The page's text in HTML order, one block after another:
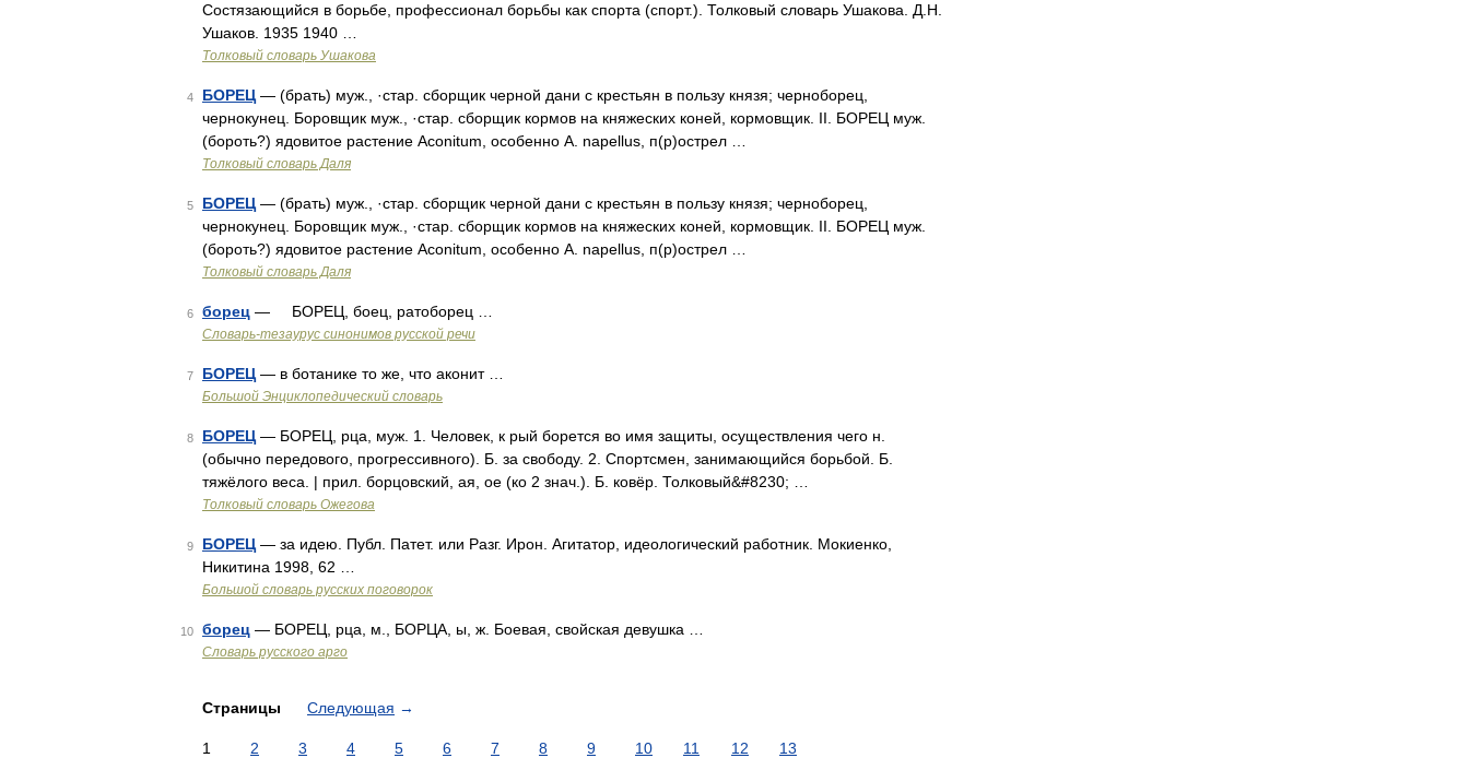
Состязающийся в борьбе, профессионал борьбы как спорта (спорт.). Толковый словарь Ушакова. Д.Н.
Ушаков. 1935 1940 …
Толковый словарь Ушакова
4 БОРЕЦ — (брать) муж., ·стар. сборщик черной дани с крестьян в пользу князя; черноборец,
чернокунец. Боровщик муж., ·стар. сборщик кормов на княжеских коней, кормовщик. II. БОРЕЦ муж.
(бороть?) ядовитое растение Aconitum, особенно A. napellus, п(р)острел …
Толковый словарь Даля
5 БОРЕЦ — (брать) муж., ·стар. сборщик черной дани с крестьян в пользу князя; черноборец,
чернокунец. Боровщик муж., ·стар. сборщик кормов на княжеских коней, кормовщик. II. БОРЕЦ муж.
(бороть?) ядовитое растение Aconitum, особенно A. napellus, п(р)острел …
Толковый словарь Даля
6 борец — БОРЕЦ, боец, ратоборец …
Словарь-тезаурус синонимов русской речи
7 БОРЕЦ — в ботанике то же, что аконит …
Большой Энциклопедический словарь
8 БОРЕЦ — БОРЕЦ, рца, муж. 1. Человек, к рый борется во имя защиты, осуществления чего н.
(обычно передового, прогрессивного). Б. за свободу. 2. Спортсмен, занимающийся борьбой. Б.
тяжёлого веса. | прил. борцовский, ая, ое (ко 2 знач.). Б. ковёр. Толковый&#8230; …
Толковый словарь Ожегова
9 БОРЕЦ — за идею. Публ. Патет. или Разг. Ирон. Агитатор, идеологический работник. Мокиенко,
Никитина 1998, 62 …
Большой словарь русских поговорок
10 борец — БОРЕЦ, рца, м., БОРЦА, ы, ж. Боевая, свойская девушка …
Словарь русского арго
Страницы Следующая →
1 2 3 4 5 6 7 8 9 10 11 12 13